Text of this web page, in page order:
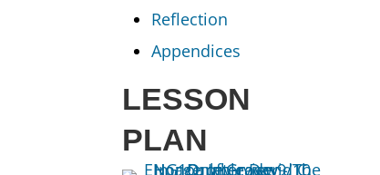
Reflection
Appendices
LESSON
PLAN